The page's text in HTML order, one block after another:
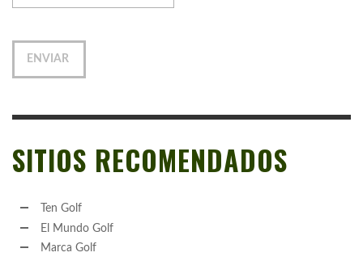
SITIOS RECOMENDADOS
Ten Golf
El Mundo Golf
Marca Golf